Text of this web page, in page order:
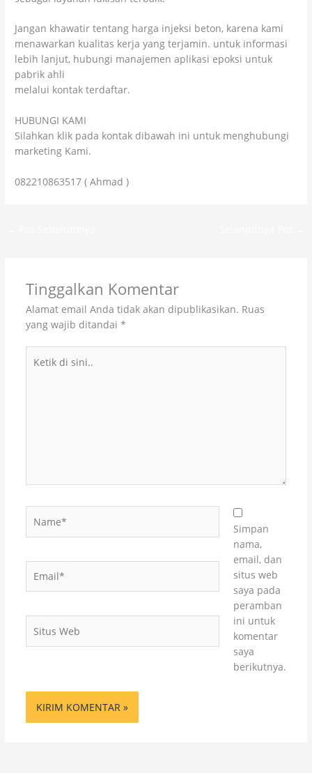
Jangan khawatir tentang harga injeksi beton, karena kami
menawarkan kualitas kerja yang terjamin. untuk informasi
lebih lanjut, hubungi manajemen aplikasi epoksi untuk
pabrik ahli
melalui kontak terdaftar.
HUBUNGI KAMI
Silahkan klik pada kontak dibawah ini untuk menghubungi
marketing Kami.
082210863517 ( Ahmad )
Tinggalkan Komentar
Alamat email Anda tidak akan dipublikasikan. Ruas
yang wajib ditandai *
Web
Simpan
nama,
email, dan
situs web
saya pada
peramban
ini untuk
komentar
saya
berikutnya.